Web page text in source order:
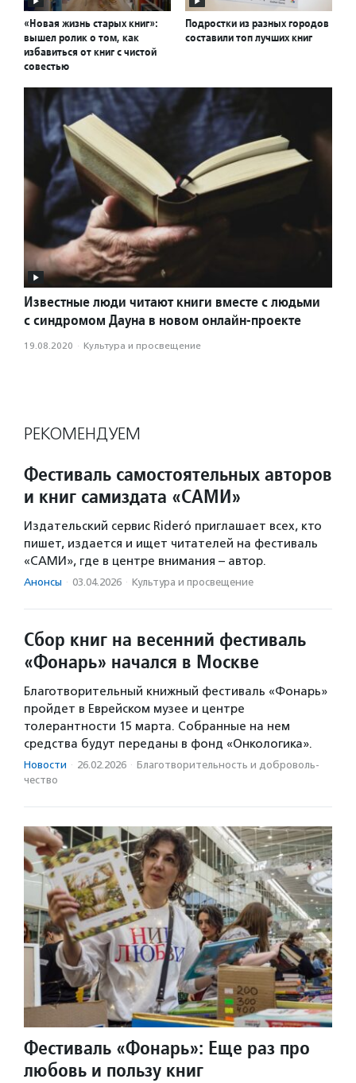
«Новая жизнь старых книг»:
вышел ролик о том, как
избавиться от книг с чистой
совестью
Подростки из разных городов
составили топ лучших книг
Известные люди читают книги вместе с людьми
с синдромом Дауна в новом онлайн-проекте
19.08.2020 · Культура и просвещение
РЕКОМЕНДУЕМ
Фестиваль самостоятельных авторов
и книг самиздата «САМИ»
Издательский сервис Rideró приглашает всех, кто
пишет, издается и ищет читателей на фестиваль
«САМИ», где в центре внимания – автор.
Анонсы · 03.04.2026 · Культура и просвещение
Сбор книг на весенний фестиваль
«Фонарь» начался в Москве
Благотворительный книжный фестиваль «Фонарь»
пройдет в Еврейском музее и центре
толерантности 15 марта. Собранные на нем
средства будут переданы в фонд «Онкологика».
Новости · 26.02.2026 · Благотвори­тель­ность и доброволь­
чест­во
Фестиваль «Фонарь»: Еще раз про
любовь и пользу книг